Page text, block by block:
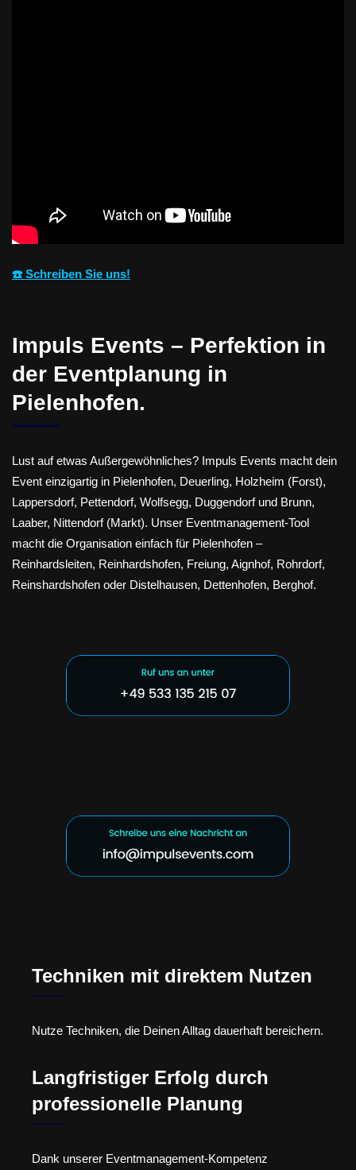
☎️ Schreiben Sie uns!
Impuls Events – Perfektion in
der Eventplanung in
Pielenhofen.
Lust auf etwas Außergewöhnliches? Impuls Events macht dein
Event einzigartig in Pielenhofen, Deuerling, Holzheim (Forst),
Lappersdorf, Pettendorf, Wolfsegg, Duggendorf und Brunn,
Laaber, Nittendorf (Markt). Unser Eventmanagement-Tool
macht die Organisation einfach für Pielenhofen –
Reinhardsleiten, Reinhardshofen, Freiung, Aignhof, Rohrdorf,
Reinshardshofen oder Distelhausen, Dettenhofen, Berghof.
Techniken mit direktem Nutzen
Nutze Techniken, die Deinen Alltag dauerhaft bereichern.
Langfristiger Erfolg durch
professionelle Planung
Dank unserer Eventmanagement-Kompetenz